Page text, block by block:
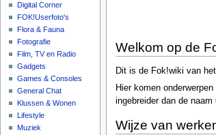
Welkom op de
Dit is de Fok!wiki van
Hier komen
ingebreider dan de
Wijze van
Digital Corner
FOK!Userfoto's
Flora & Fauna
Fotografie
Film, TV en Radio
Gadgets
Games & Consoles
General Chat
Klussen & Wonen
Lifestyle
Muziek